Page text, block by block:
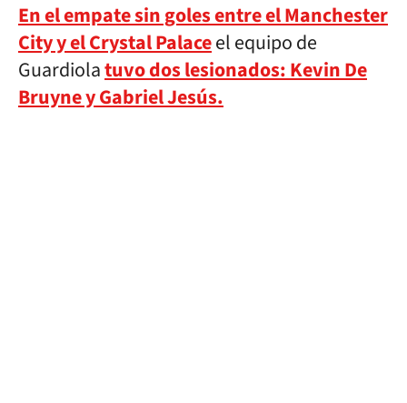
En el empate sin goles entre el Manchester
City y el Crystal Palaceel equipo de
Guardiolatuvo dos lesionados: Kevin De
Bruyne y Gabriel Jesús.